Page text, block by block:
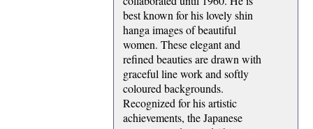
best known for his lovely shin
hanga images of beautiful
women. These elegant and
refined beauties are drawn with
graceful line work and softly
coloured backgrounds.
Recognized for his artistic
achievements, the Japanese